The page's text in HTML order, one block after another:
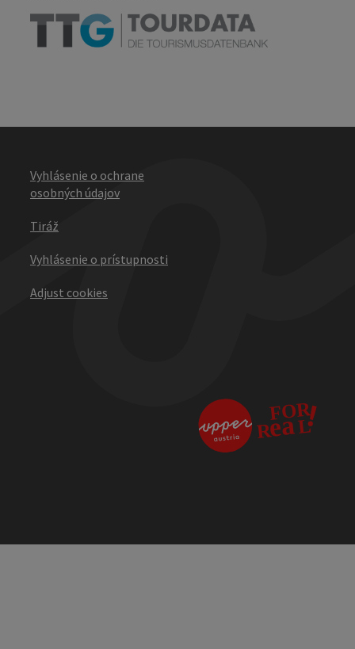
Vyhlásenie o ochrane
osobných údajov
Tiráž
Vyhlásenie o prístupnosti
Adjust cookies